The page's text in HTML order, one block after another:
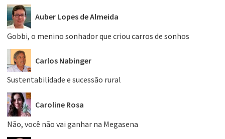
Auber Lopes de Almeida
Gobbi, o menino sonhador que criou carros de sonhos
Carlos Nabinger
Sustentabilidade e sucessão rural
Caroline Rosa
Não, você não vai ganhar na Megasena